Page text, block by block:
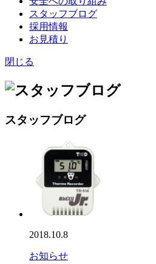
スタッフブログ
採用情報
お見積り
閉じる
スタッフブログ
2018.10.8
お知らせ